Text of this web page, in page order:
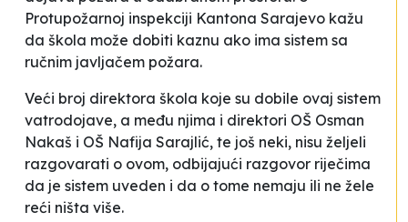
Protupožarnoj inspekciji Kantona Sarajevo kažu
da škola može dobiti kaznu ako ima sistem sa
ručnim javljačem požara.
Veći broj direktora škola koje su dobile ovaj sistem
vatrodojave, a među njima i direktori OŠ Osman
Nakaš i OŠ Nafija Sarajlić, te još neki, nisu željeli
razgovarati o ovom, odbijajući razgovor riječima
da je sistem uveden i da o tome nemaju ili ne žele
reći ništa više.